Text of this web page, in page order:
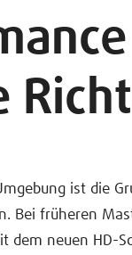
ist die
Bei früheren
dem neuen HD-